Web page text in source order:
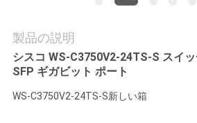
連
絡
製品の説明
シスコ WS-C3750V2-24TS-S スイ
SFP ギガビット ポート
WS-C3750V2-24TS-S新しい箱